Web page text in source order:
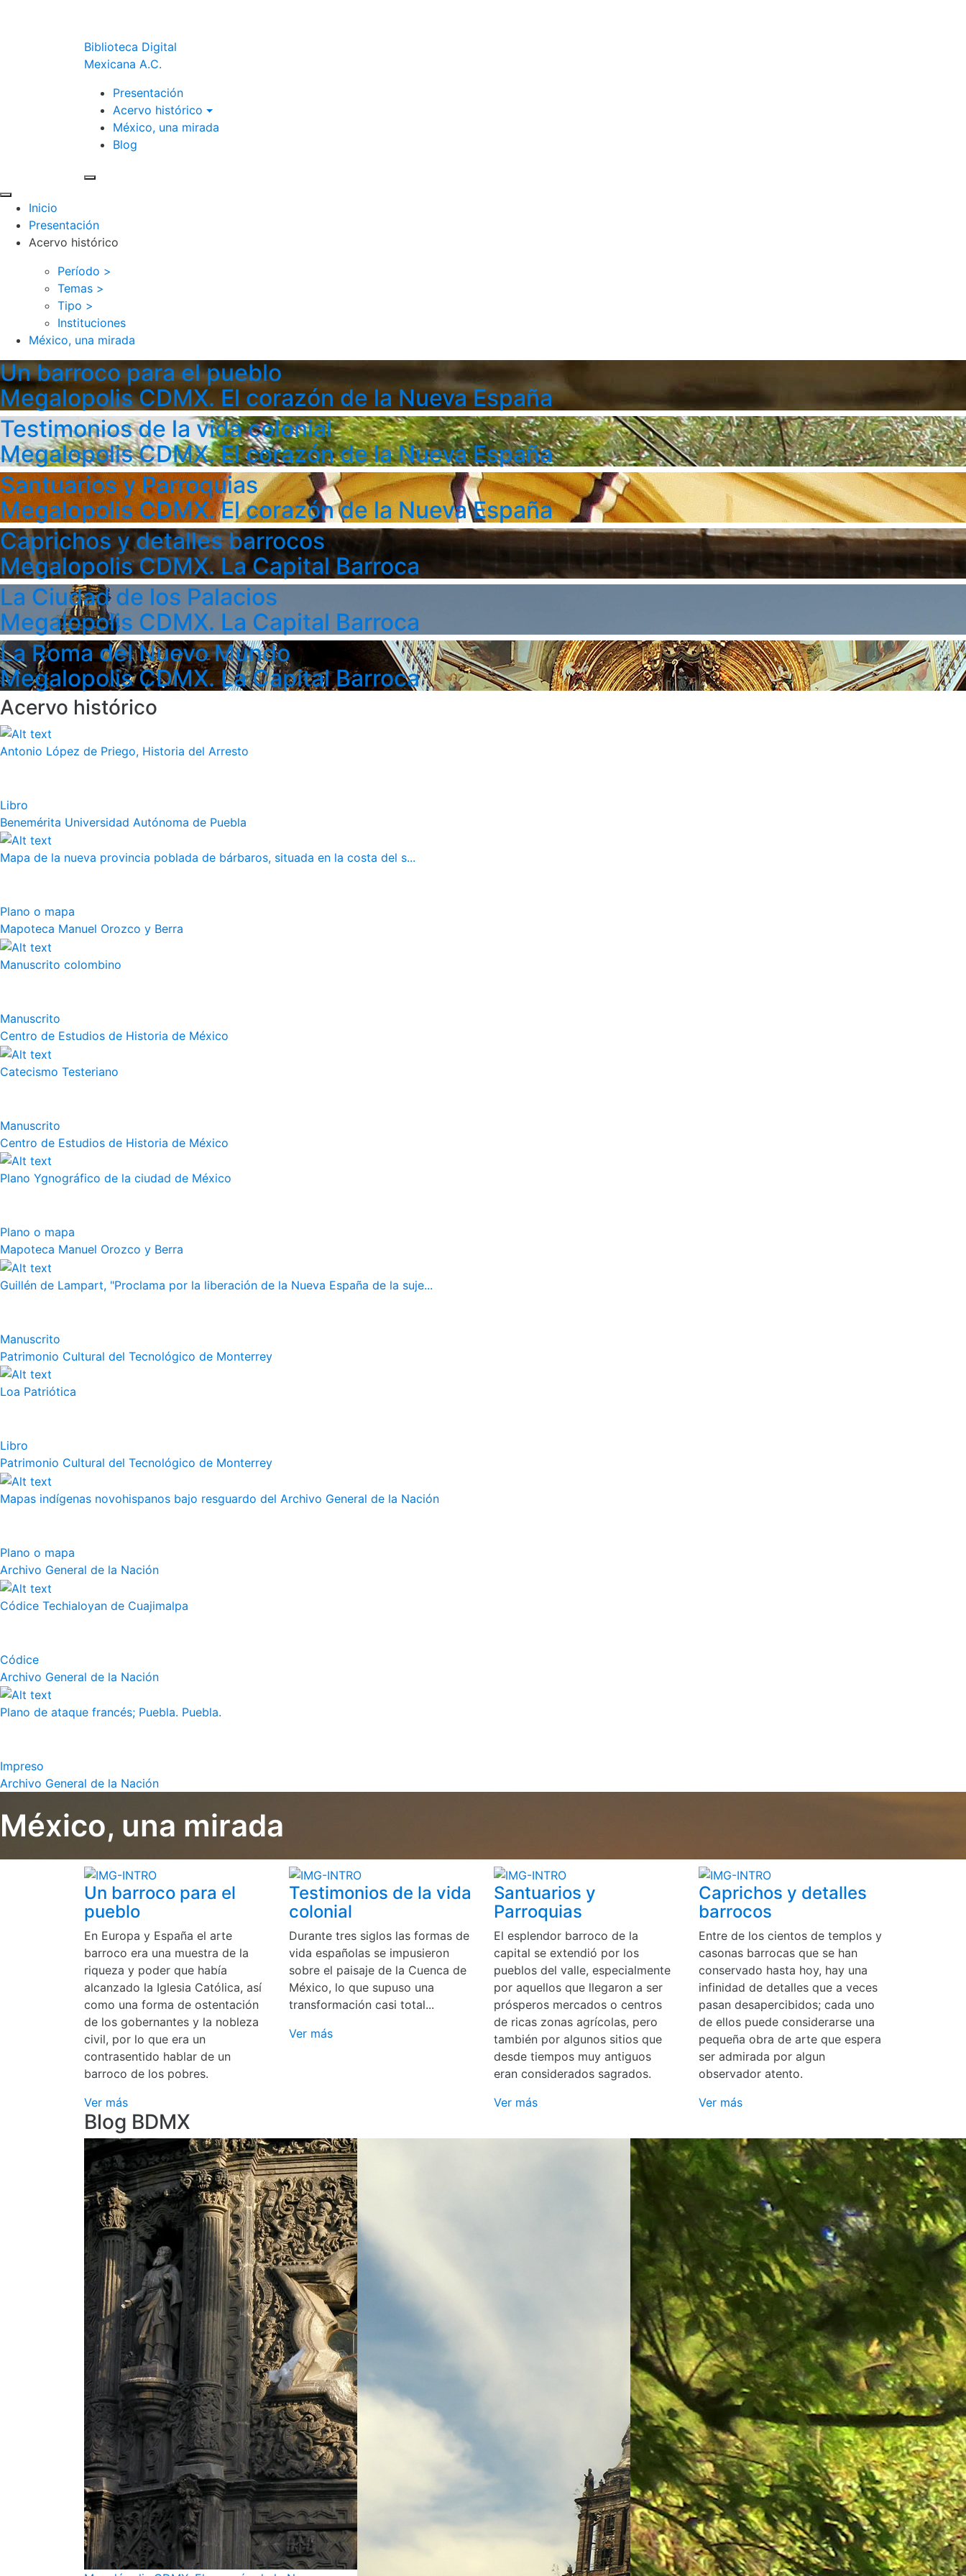
Biblioteca Digital
Mexicana A.C.
Presentación
Acervo histórico
México, una mirada
Blog
Inicio
Presentación
Acervo histórico
Período >
Temas >
Tipo >
Instituciones
México, una mirada
Un barroco para el pueblo
Megalopolis CDMX. El corazón de la Nueva España
Testimonios de la vida colonial
Megalopolis CDMX. El corazón de la Nueva España
Santuarios y Parroquias
Megalopolis CDMX. El corazón de la Nueva España
Caprichos y detalles barrocos
Megalopolis CDMX. La Capital Barroca
La Ciudad de los Palacios
Megalopolis CDMX. La Capital Barroca
La Roma del Nuevo Mundo
Megalopolis CDMX. La Capital Barroca
Acervo histórico
Antonio López de Priego, Historia del Arresto
Libro
Benemérita Universidad Autónoma de Puebla
Mapa de la nueva provincia poblada de bárbaros, situada en la costa del s...
Plano o mapa
Mapoteca Manuel Orozco y Berra
Manuscrito colombino
Manuscrito
Centro de Estudios de Historia de México
Catecismo Testeriano
Manuscrito
Centro de Estudios de Historia de México
Plano Ygnográfico de la ciudad de México
Plano o mapa
Mapoteca Manuel Orozco y Berra
Guillén de Lampart, "Proclama por la liberación de la Nueva España de la suje...
Manuscrito
Patrimonio Cultural del Tecnológico de Monterrey
Loa Patriótica
Libro
Patrimonio Cultural del Tecnológico de Monterrey
Mapas indígenas novohispanos bajo resguardo del Archivo General de la Nación
Plano o mapa
Archivo General de la Nación
Códice Techialoyan de Cuajimalpa
Códice
Archivo General de la Nación
Plano de ataque francés; Puebla. Puebla.
Impreso
Archivo General de la Nación
México, una mirada
Un barroco para el
pueblo
En Europa y España el arte
barroco era una muestra de la
riqueza y poder que había
alcanzado la Iglesia Católica, así
como una forma de ostentación
de los gobernantes y la nobleza
civil, por lo que era un
contrasentido hablar de un
barroco de los pobres.
Ver más
Testimonios de la vida
colonial
Durante tres siglos las formas de
vida españolas se impusieron
sobre el paisaje de la Cuenca de
México, lo que supuso una
transformación casi total...
Ver más
Santuarios y
Parroquias
El esplendor barroco de la
capital se extendió por los
pueblos del valle, especialmente
por aquellos que llegaron a ser
prósperos mercados o centros
de ricas zonas agrícolas, pero
también por algunos sitios que
desde tiempos muy antiguos
eran considerados sagrados.
Ver más
Caprichos y detalles
barrocos
Entre de los cientos de templos y
casonas barrocas que se han
conservado hasta hoy, hay una
infinidad de detalles que a veces
pasan desapercibidos; cada uno
de ellos puede considerarse una
pequeña obra de arte que espera
ser admirada por algun
observador atento.
Ver más
Blog BDMX